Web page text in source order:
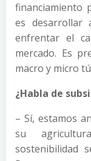
financiamiento
es desarrollar
enfrentar el
mercado. Es
macro y micro
¿Habla de
– Sí, estamos
su
sostenibilidad